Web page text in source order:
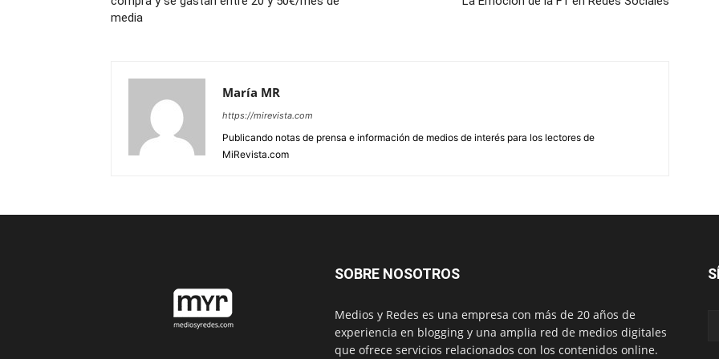
media
María MR
https://mirevista.com
Publicando notas de prensa e información de medios de interés para los lectores de
MiRevista.com
SOBRE NOSOTROS
Medios y Redes es una empresa con más de 20 años de
experiencia en blogging y una amplia red de medios digitales
que ofrece servicios relacionados con los contenidos online.